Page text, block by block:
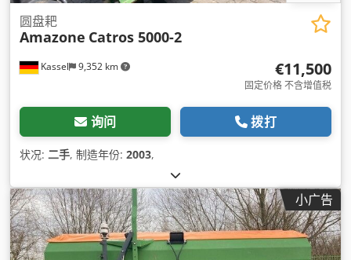
Kassel 9,352 km
圆盘耙
Amazone Catros 5000-2
€11,500
固定价格 不含增值税
询问 拨打
状况: 二手, 制造年份: 2003,
小广告